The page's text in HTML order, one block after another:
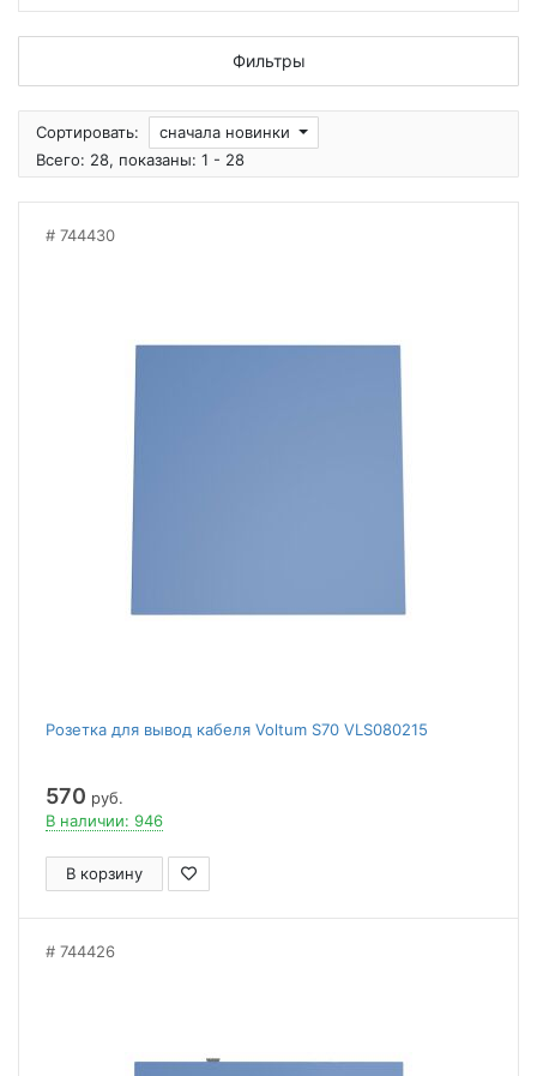
Фильтры
Сортировать:
сначала новинки
Всего: 28, показаны: 1 - 28
744430
Розетка для вывод кабеля Voltum S70 VLS080215
570 руб.
В наличии: 946
В корзину
744426